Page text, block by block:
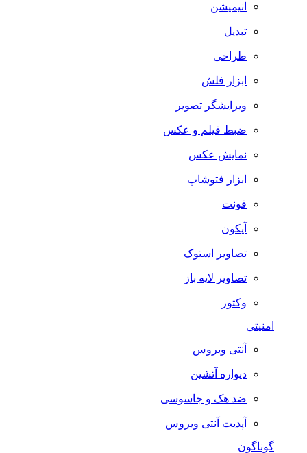
انیمیشن
تبدیل
طراحی
ابزار فلش
ویرایشگر تصویر
ضبط فيلم و عكس
نمایش عکس
ابزار فتوشاپ
فونت
آیکون
تصاویر استوک
تصاویر لایه باز
وکتور
امنیتی
آنتی ویروس
دیواره آتشین
ضد هک و جاسوسی
آپدیت آنتی ویروس
گوناگون